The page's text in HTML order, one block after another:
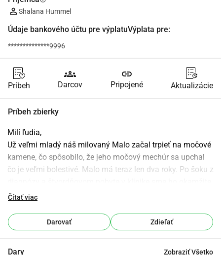
Shalana Hummel
Údaje bankového účtu pre výplatuVýplata pre:
**************9996
Príbeh
groups
Darcov
link
Pripojené Aktualizácie
Príbeh zbierky
Milí ľudia,
Už veľmi mladý náš milovaný Malo začal trpieť na močové
kamene, čo spôsobilo, že jeho močový mechúr sa upchal
čo je veľmi bolestivé. Malo má teraz len dva roky. Po šoku z
prepli na špeciálnu diétu, aby sme ho udržali zdravého. Po
hospitalizovaný. Je pravdepodobné, že sa vytvorila jazvové
tkanivo z predchádzajúcej katetrizácie v poslednej časti
Čítať viac
Darovať Zdieľať
Dary Zobraziť Všetko